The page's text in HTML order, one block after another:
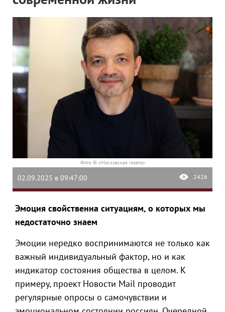
Фото © «Московская газета»
02.09.2025 в 09:47:00 2426
Эмоция свойственна ситуациям, о которых мы
недостаточно знаем
Эмоции нередко воспринимаются не только как
важный индивидуальный фактор, но и как
индикатор состояния общества в целом. К
примеру, проект Новости Mail проводит
регулярные опросы о самочувствии и